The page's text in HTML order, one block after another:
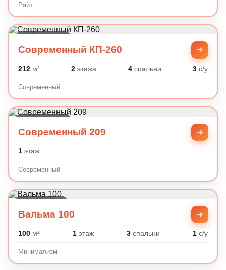
Райт
Современный КП-260
212м² 2 этажа 4спальни 3 с/у
Современный
Современный 209
1этаж
Современный
Вальма 100
100м² 1этаж 3 спальни 1 с/у
Минимализм